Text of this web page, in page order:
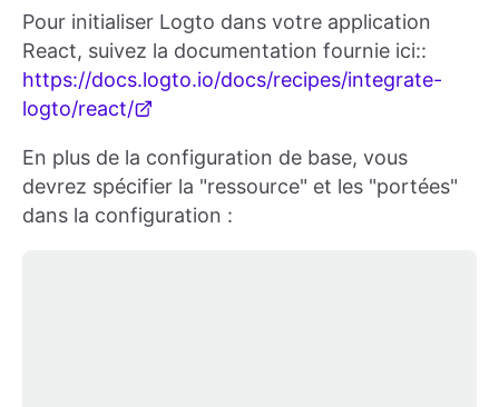
Pour initialiser Logto dans votre application
React, suivez la documentation fournie ici::
https://docs.logto.io/docs/recipes/integrate-
logto/react/
En plus de la configuration de base, vous
devrez spécifier la "ressource" et les "portées"
dans la configuration :